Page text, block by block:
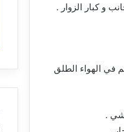
و كبار الزوار .
في الهواء الطلق
.